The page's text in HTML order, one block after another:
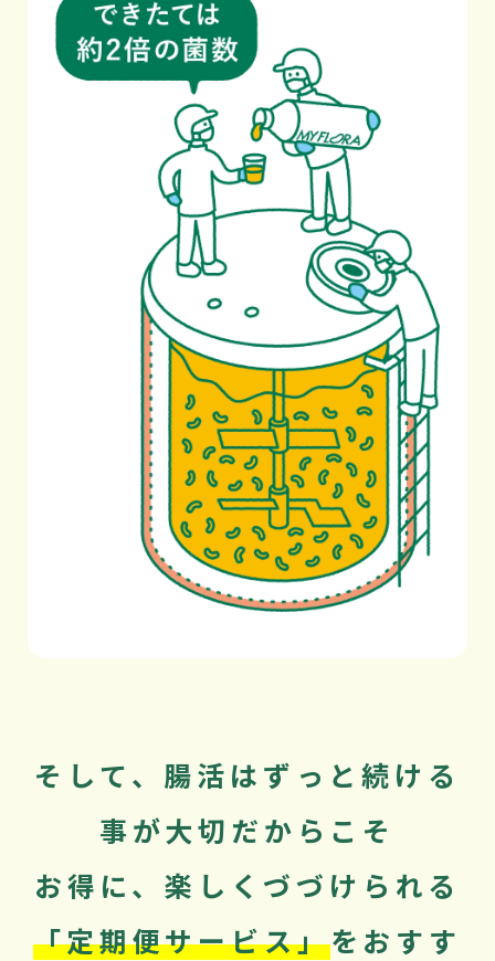
そして、腸活はずっと続ける
事が大切だからこそ
お得に、楽しくづづけられる
「定期便サービス」をおすす